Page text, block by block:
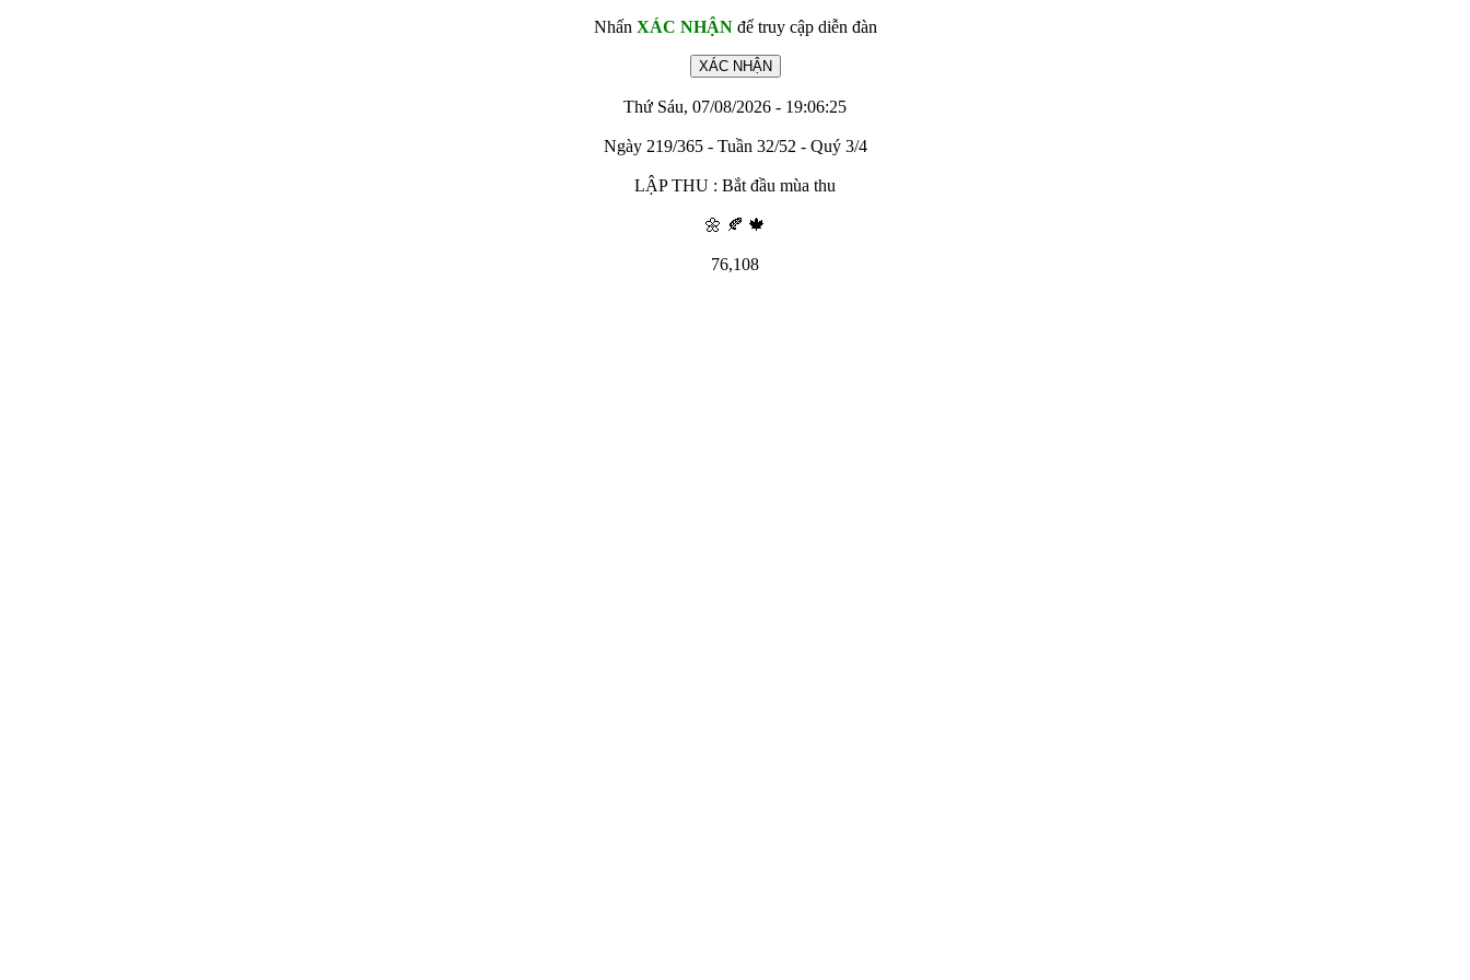
Nhấn XÁC NHẬNđể truy cập diễn đàn
Thứ Sáu, 07/08/2026 - 19:06:25
Ngày 219/365 - Tuần 32/52 - Quý 3/4
LẬP THU : Bắt đầu mùa thu
🌼 🍂 🍁
76,108